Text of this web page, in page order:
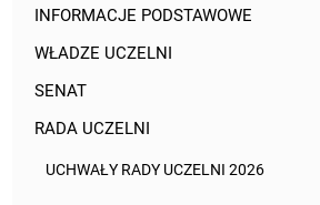
INFORMACJE PODSTAWOWE
WŁADZE UCZELNI
SENAT
RADA UCZELNI
UCHWAŁY RADY UCZELNI 2026